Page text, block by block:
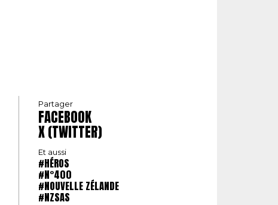
Partager
FACEBOOK
X (TWITTER)
Et aussi
#HÉROS
#N°400
#NOUVELLE ZÉLANDE
#NZSAS